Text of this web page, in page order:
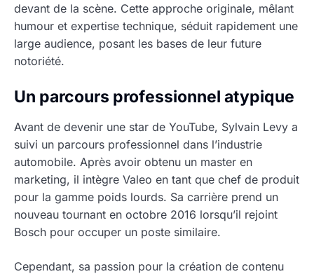
devant de la scène. Cette approche originale, mêlant
humour et expertise technique, séduit rapidement une
large audience, posant les bases de leur future
notoriété.
Un parcours professionnel atypique
Avant de devenir une star de YouTube, Sylvain Levy a
suivi un parcours professionnel dans l’industrie
automobile. Après avoir obtenu un master en
marketing, il intègre Valeo en tant que chef de produit
pour la gamme poids lourds. Sa carrière prend un
nouveau tournant en octobre 2016 lorsqu’il rejoint
Bosch pour occuper un poste similaire.
Cependant, sa passion pour la création de contenu